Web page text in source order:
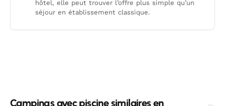
hôtel, elle peut trouver l’offre plus simple qu’un
séjour en établissement classique.
Campings avec piscine similaires en